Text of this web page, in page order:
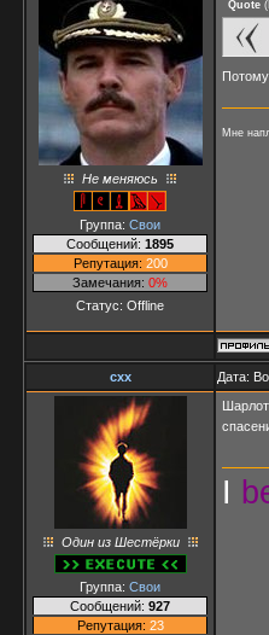
Не меняюсь
Группа: Свои
Сообщений: 1895
Репутация: 200
Замечания: 0%
Статус: Offline
Quote (
Мне
cxx Дата:
Один из Шестёрки
Группа: Свои
Сообщений: 927
Репутация: 23
I